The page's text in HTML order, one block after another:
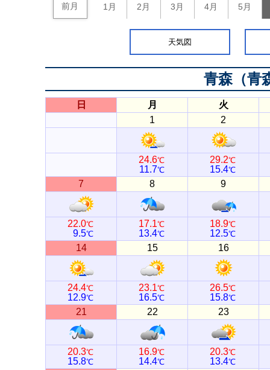
前月 1月 2月 3月 4月 5月
天気図
青森（青
日 月
火
1
2
24.6℃
11.7℃
29.2℃
15.4℃
7 8 9
22.0℃
9.5℃
17.1℃
13.4℃
18.9℃
12.5℃
14 15 16
24.4℃
12.9℃
23.1℃
16.5℃
26.5℃
15.8℃
21 22 23
20.3℃
15.8℃
16.9℃
14.4℃
20.3℃
13.4℃